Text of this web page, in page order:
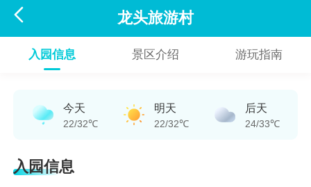
 龙头旅游村
入园信息 景区介绍 游玩指南
今天
22/32℃
明天
22/32℃
后天
24/33℃
入园信息